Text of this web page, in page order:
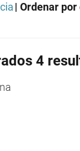
| Ordenar por
4